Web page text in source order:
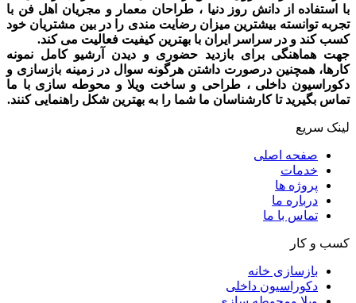
با استفاده از دانش روز دنیا ، طراحان معمار و مجریان اهل فن با
تجربه توانسته بیشترین میزان رضایت مندی را در بین مشتریان خود
کسب کند و در سراسر ایران با بهترین کیفیت فعالیت می کند.
جهت هماهنگی برای بازدید حضوری و دیدن آرشیو کامل نمونه
کارها، همچنین درصورت داشتن هرگونه سوال در زمینه بازسازی و
دکوراسیون داخلی ، طراحی و ساخت ویلا و محوطه سازی با ما
تماس بگیرید تا کارشناسان ما شما را به بهترین شکل راهنمایی کنند.
لینک سریع
صفحه اصلی
خدمات
پروژه ها
درباره ما
تماس با ما
کسب و کار
بازسازی خانه
دکوراسیون داخلی